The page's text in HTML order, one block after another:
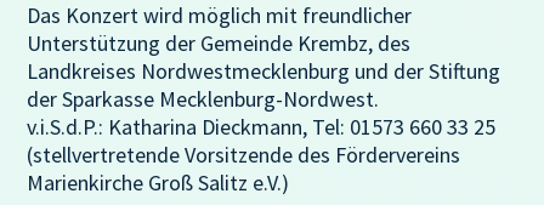
Das Konzert wird möglich mit freundlicher
Unterstützung der Gemeinde Krembz, des
Landkreises Nordwestmecklenburg und der Stiftung
der Sparkasse Mecklenburg-Nordwest.
v.i.S.d.P.: Katharina Dieckmann, Tel: 01573 660 33 25
(stellvertretende Vorsitzende des Fördervereins
Marienkirche Groß Salitz e.V.)